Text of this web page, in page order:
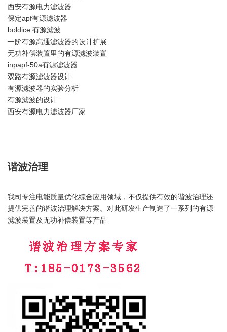
西安有源电力滤波器
保定apf有源滤波器
boldice 有源滤波
一阶有源高通滤波器的设计扩展
无功补偿装置里的有源滤波装置
inpapf-50a有源滤波器
双路有源滤波器设计
有源滤波器的实验分析
有源滤波的设计
西安有源电力滤波器厂家
谐波治理
我司专注电能质量优化综合应用领域，不仅提供有效的谐波治理还
提供完善的谐波治理解决方案。对此研发生产制造了一系列的有源
滤波装置及无功补偿装置等产品